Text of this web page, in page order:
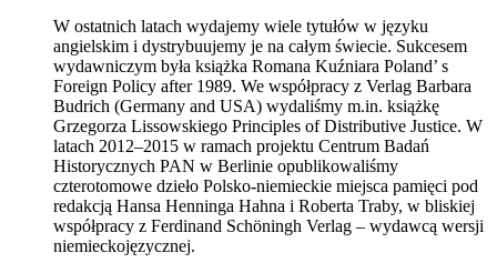
W ostatnich latach wydajemy wiele tytułów w języku
angielskim i dystrybuujemy je na całym świecie. Sukcesem
wydawniczym była książka Romana Kuźniara Poland’ s
Foreign Policy after 1989. We współpracy z Verlag Barbara
Budrich (Germany and USA) wydaliśmy m.in. książkę
Grzegorza Lissowskiego Principles of Distributive Justice. W
latach 2012–2015 w ramach projektu Centrum Badań
Historycznych PAN w Berlinie opublikowaliśmy
czterotomowe dzieło Polsko-niemieckie miejsca pamięci pod
redakcją Hansa Henninga Hahna i Roberta Traby, w bliskiej
współpracy z Ferdinand Schöningh Verlag – wydawcą wersji
niemieckojęzycznej.